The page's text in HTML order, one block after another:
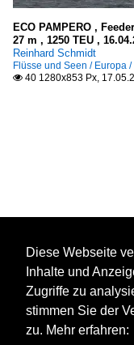
ECO PAMPERO ,
27 m , 1250 TEU ,
Reinhard Schmidt
Flüsse und Seen / Europa /
 40 1280x853 Px,
Diese Webseite
Inhalte und
Zugriffe zu
stimmen Sie der
zu. Mehr erfahren: